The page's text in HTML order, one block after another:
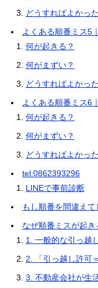
どうすればよかっ
よくある順番ミス5
何が起きる？
何がまずい？
どうすればよかっ
よくある順番ミス6
何が起きる？
何がまずい？
どうすればよかっ
tel:0862393296
LINEで事前診断
もし順番を間違え
なぜ順番ミスが起き
1. 一般的な引っ越
2. 「引っ越し許可
3. 不動産会社が生